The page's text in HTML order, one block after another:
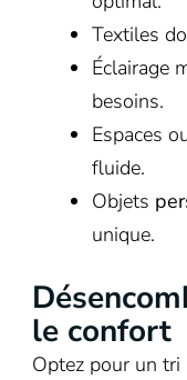
Textiles
Éclairage
besoins.
Espaces
fluide.
Objets
unique.
le confort
Optez pour un tri